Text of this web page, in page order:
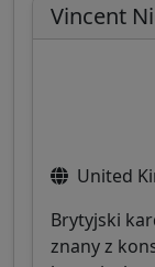
Vincent
United
Brytyjski
znany z